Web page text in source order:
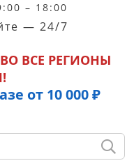
– 18:00
— 24/7
ВСЕ РЕГИОНЫ
от 10 000 ₽